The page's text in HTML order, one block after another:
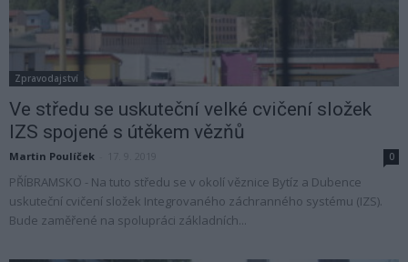
Zpravodajství
Ve středu se uskuteční velké cvičení složek
IZS spojené s útěkem vězňů
Martin Poulíček 0
PŘÍBRAMSKO - Na tuto středu se v okolí věznice Bytíz a Dubence
uskuteční cvičení složek Integrovaného záchranného systému (IZS).
Bude zaměřené na spolupráci základních...